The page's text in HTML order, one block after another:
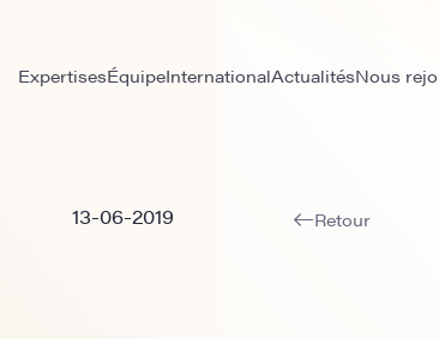
ExpertisesÉquipeInternationalActualitésNous
13-06-2019 Retour